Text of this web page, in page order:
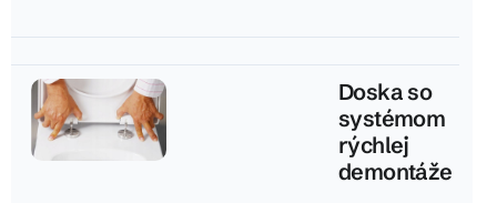
Doska so
systémom
rýchlej
demontáže